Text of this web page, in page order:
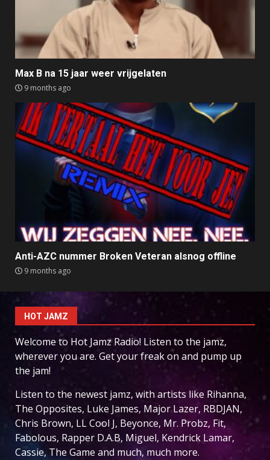
Max B na 15 jaar weer vrijgelaten
9 months ago
Anti-AZC nummer Broken Veteran alsnog offline
9 months ago
HOT JAMZ
Welcome to Hot Jamz Radio! Listen to the jamz,
wherever you are. Get your freak on and pump up
the jam!
Listen to the newest jamz, with artists like Rihanna,
The Opposites, Luke James, Major Lazer, RBDJAN,
Chris Brown, LL Cool J, Beyonce, Mr. Probz, Fit,
Fabolous, Rapper D.A.B, Miguel, Kendrick Lamar,
Cassie, The Game and much, much more.